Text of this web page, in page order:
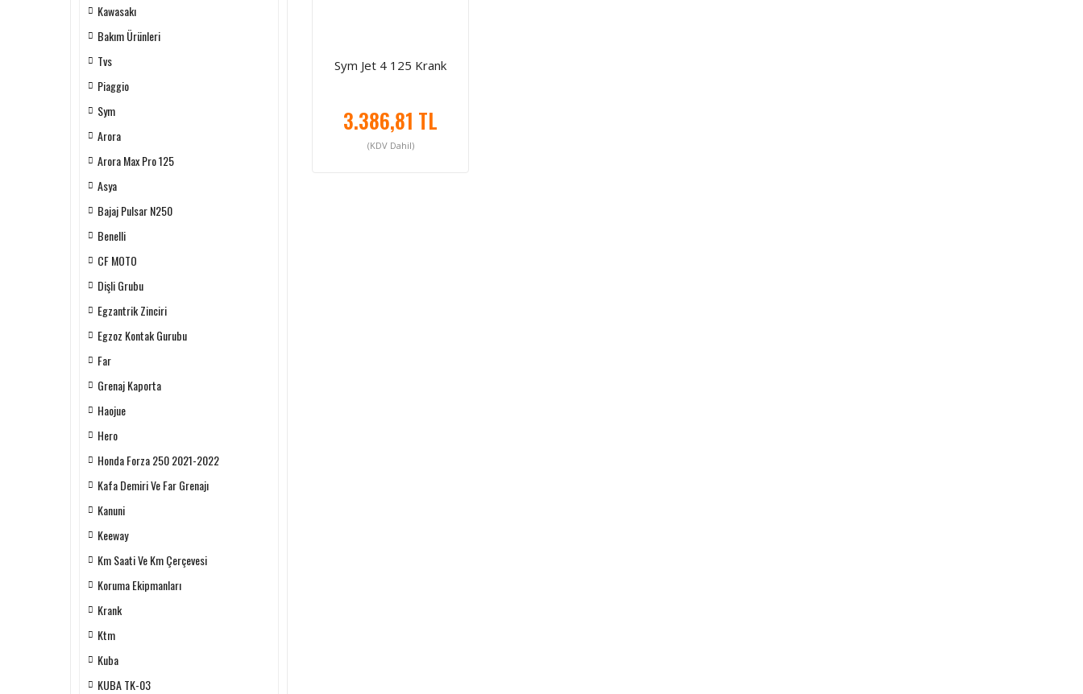
Kawasakı
Bakım Ürünleri
Tvs
Piaggio
Sym
Arora
Arora Max Pro 125
Asya
Bajaj Pulsar N250
Benelli
CF MOTO
Dişli Grubu
Egzantrik Zinciri
Egzoz Kontak Gurubu
Far
Grenaj Kaporta
Haojue
Hero
Honda Forza 250 2021-2022
Kafa Demiri Ve Far Grenajı
Kanuni
Keeway
Km Saati Ve Km Çerçevesi
Koruma Ekipmanları
Krank
Ktm
Kuba
KUBA TK-03
Sym Jet 4 125 Krank
3.386,81 TL
(KDV Dahil)